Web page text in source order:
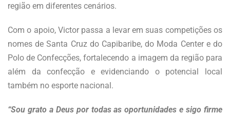
região em diferentes cenários.
Com o apoio, Victor passa a levar em suas competições os
nomes de Santa Cruz do Capibaribe, do Moda Center e do
Polo de Confecções, fortalecendo a imagem da região para
além da confecção e evidenciando o potencial local
também no esporte nacional.
“Sou grato a Deus por todas as oportunidades e sigo firme